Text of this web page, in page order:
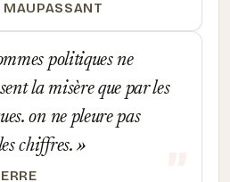
MAUPASSANT
politiques ne
la misère que par les
on ne pleure pas
chiffres.